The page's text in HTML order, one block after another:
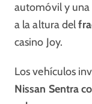
automóvil y una
a la altura del
casino Joy.
Los vehículos
Nissan Sentra